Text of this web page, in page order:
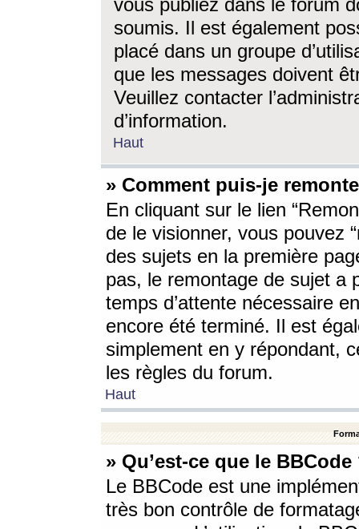
vous publiez dans le forum
soumis. Il est également
placé dans un groupe
que les messages doivent
Veuillez contacter
d’information.
Haut
» Comment puis-je
En cliquant sur le lien
de le visionner, vous pouvez
des sujets en la première
pas, le remontage de sujet a
temps d’attente nécessaire
encore été terminé. Il est
simplement en y répondant,
les règles du forum.
Haut
» Qu’est-ce que le BBCode
Le BBCode est une
très bon contrôle de